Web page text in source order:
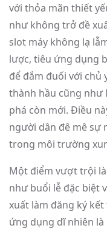
với thỏa mãn thiết
như không trở đề
slot máy không lạ
lược, tiêu ứng dụng
để đắm đuối với chủ
thành hầu cũng như
phá còn mới. Điều
người dân đê mê sự
trong môi trường
Một điểm vượt trội
như buổi lễ đặc biệt
xuất làm đăng ký
ứng dụng dĩ nhiên